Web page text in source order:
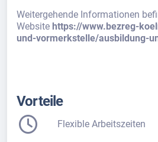
Weitergehende Informationen
Website https://www.bezreg-
und-vormerkstelle/ausbildung-
Vorteile
Flexible Arbeitszeiten